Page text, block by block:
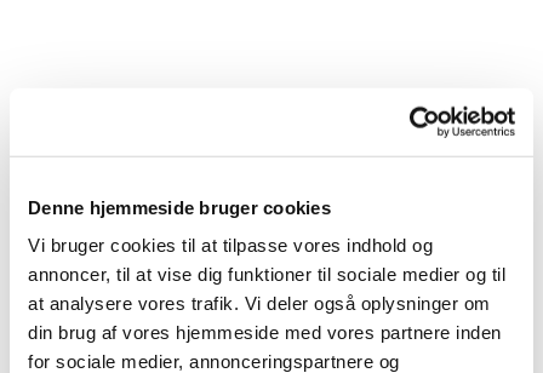
Denne hjemmeside bruger cookies
Vi bruger cookies til at tilpasse vores indhold og
annoncer, til at vise dig funktioner til sociale medier og til
at analysere vores trafik. Vi deler også oplysninger om
din brug af vores hjemmeside med vores partnere inden
for sociale medier, annonceringspartnere og
Du vil måske også kunne lide...